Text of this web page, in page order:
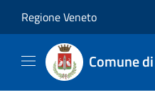
Regione Veneto
Comune